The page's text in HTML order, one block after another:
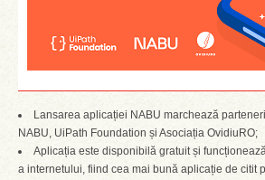
Lansarea aplicației NABU marchează
NABU, UiPath Foundation și Asociația OvidiuRO;
Aplicația este disponibilă gratuit și
a internetului, fiind cea mai bună aplicație de citit